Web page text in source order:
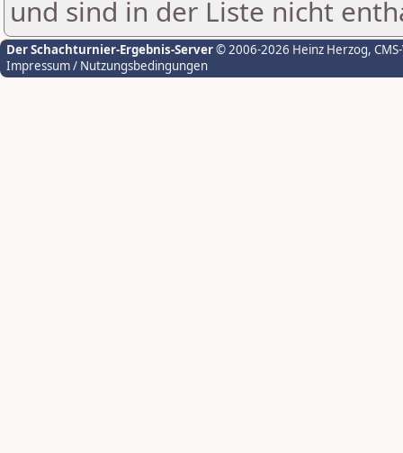
und sind in der Liste nicht
Der Schachturnier-Ergebnis-Server© 2006-2026 Heinz Herzog,
Impressum / Nutzungsbedingungen